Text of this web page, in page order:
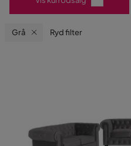
Grå Ryd filter